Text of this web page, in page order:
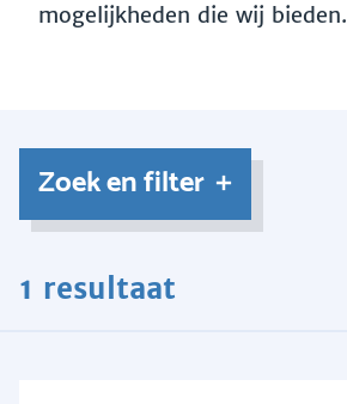
mogelijkheden die wij bieden.
Zoek en filter
1 resultaat